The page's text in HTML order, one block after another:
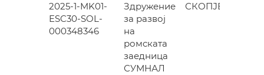
2025-1-MK01-
ESC30-SOL-
000348346
Здружение
за развој
на
ромската
заедница
СУМНАЛ
СКОПЈЕ